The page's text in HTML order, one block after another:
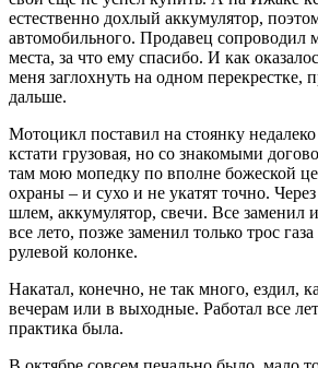
естественно дохлый аккумулятор,
автомобильного. Продавец сопроводил
места, за что ему спасибо. И как
меня заглохнуть на одном перекрестке,
дальше.
Мотоцикл поставил на стоянку
кстати грузовая, но со знакомыми
там мою мопедку по вполне божеской
охраны – и сухо и не укатят точно.
шлем, аккумулятор, свечи. Все заменил
все лето, позже заменил только трос
рулевой колонке.
Накатал, конечно, не так много, ездил,
вечерам или в выходные. Работал все
практика была.